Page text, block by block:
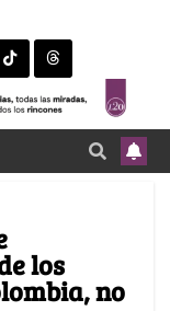
los
no